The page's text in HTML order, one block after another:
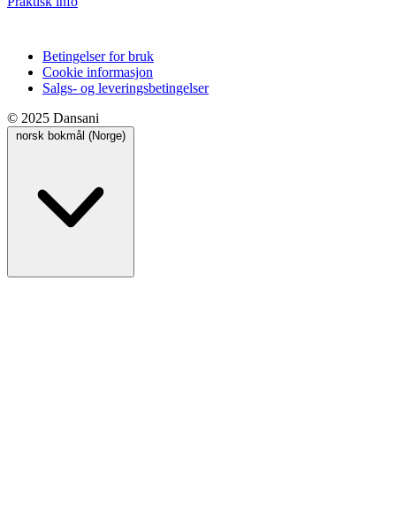
Betingelser for bruk
Cookie informasjon
Salgs- og leveringsbetingelser
© 2025 Dansani
norsk bokmål (Norge)